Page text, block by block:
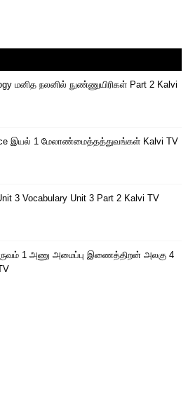
மனித நலனில் நுண்ணுயிரிகள் Part 2 Kalvi
இயல் 1 மேலாண்மைத்தத்துவங்கள் Kalvi TV
3 Vocabulary Unit 3 Part 2 Kalvi TV
1 அணு அமைப்பு இணைத்திறன் அலகு 4